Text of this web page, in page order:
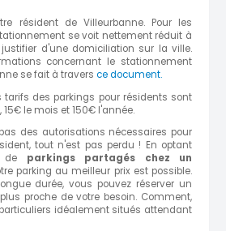
résident de Villeurbanne. Pour les
se voit nettement réduit à
d'une domiciliation sur la ville.
concernant le stationnement
se fait à travers ce document.
tarifs des parkings pour résidents sont
le mois et 150€ l'année.
des autorisations nécessaires pour
tout n'est pas perdu ! En optant
de parkings partagés chez un
parking au meilleur prix est possible.
durée, vous pouvez réserver un
proche de votre besoin. Comment,
idéalement situés attendant